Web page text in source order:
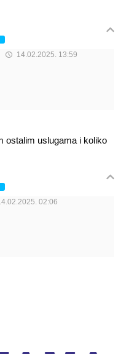
14.02.2025. 13:59
ostalim uslugama i koliko
02:06